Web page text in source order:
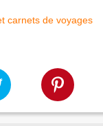
carnets de voyages